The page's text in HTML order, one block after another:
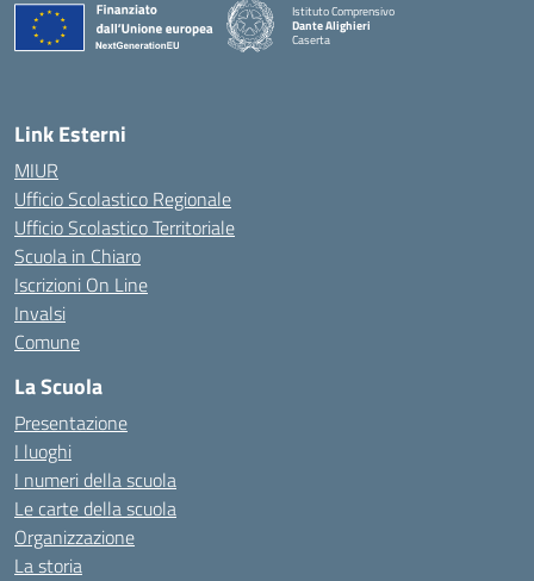
Istituto Comprensivo
Dante Alighieri
Caserta
Link Esterni
MIUR
Ufficio Scolastico Regionale
Ufficio Scolastico Territoriale
Scuola in Chiaro
Iscrizioni On Line
Invalsi
Comune
La Scuola
Presentazione
I luoghi
I numeri della scuola
Le carte della scuola
Organizzazione
La storia